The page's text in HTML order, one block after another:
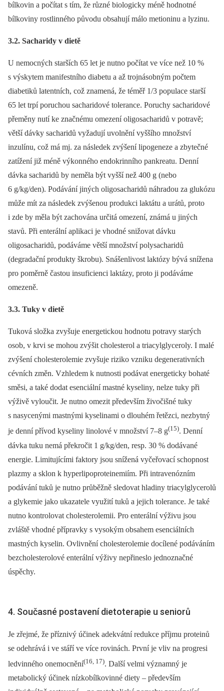
bílkovin a počítat s tím, že různé biologicky méně hodnotné
bílkoviny rostlinného původu obsahují málo metioninu a lyzinu.
3.2. Sacharidy v dietě
U nemocných starších 65 let je nutno počítat ve více než 10 %
s výskytem manifestního diabetu a až trojnásobným počtem
diabetiků latentních, což znamená, že téměř 1/3 populace starší
65 let trpí poruchou sacharidové tolerance. Poruchy sacharidové
přeměny nutí ke značnému omezení oligosacharidů v potravě;
větší dávky sacharidů vyžadují uvolnění vyššího množství
inzulínu, což má mj. za následek zvýšení lipogeneze a zbytečné
zatížení již méně výkonného endokrinního pankreatu. Denní
dávka sacharidů by neměla být vyšší než 400 g (nebo
6 g/kg/den). Podávání jiných oligosacharidů náhradou za glukózu
může mít za následek zvýšenou produkci laktátu a urátů, proto
i zde by měla být zachována určitá omezení, známá u jiných
stavů. Při enterální aplikaci je vhodné snižovat dávku
oligosacharidů, podáváme větší množství polysacharidů
(degradační produkty škrobu). Snášenlivost laktózy bývá snížena
pro poměrně častou insuficienci laktázy, proto ji podáváme
omezeně.
3.3. Tuky v dietě
Tuková složka zvyšuje energetickou hodnotu potravy starých
osob, v krvi se mohou zvýšit cholesterol a triacylglyceroly. I malé
zvýšení cholesterolemie zvyšuje riziko vzniku degenerativních
cévních změn. Vzhledem k nutnosti podávat energeticky bohaté
směsi, a také dodat esenciální mastné kyseliny, nelze tuky při
výživě vyloučit. Je nutno omezit především živočišné tuky
s nasycenými mastnými kyselinami o dlouhém řetězci, nezbytný
je denní přívod kyseliny linolové v množství 7–8 g(15). Denní
dávka tuku nemá překročit 1 g/kg/den, resp. 30 % dodávané
energie. Limitujícími faktory jsou snížená vyčeřovací schopnost
plazmy a sklon k hyperlipoproteinemiím. Při intravenózním
podávání tuků je nutno průběžně sledovat hladiny triacylglycerolů
a glykemie jako ukazatele využití tuků a jejich tolerance. Je také
nutno kontrolovat cholesterolemii. Pro enterální výživu jsou
zvláště vhodné přípravky s vysokým obsahem esenciálních
mastných kyselin. Ovlivnění cholesterolemie docílené podáváním
bezcholesterolové enterální výživy nepřineslo jednoznačné
úspěchy.
4. Současné postavení dietoterapie u seniorů
Je zřejmé, že příznivý účinek adekvátní redukce příjmu proteinů
se odehrává i ve stáří ve více rovinách. První je vliv na progresi
ledvinného onemocnění(16, 17). Další velmi významný je
metabolický účinek nízkobílkovinné diety –⁠ především